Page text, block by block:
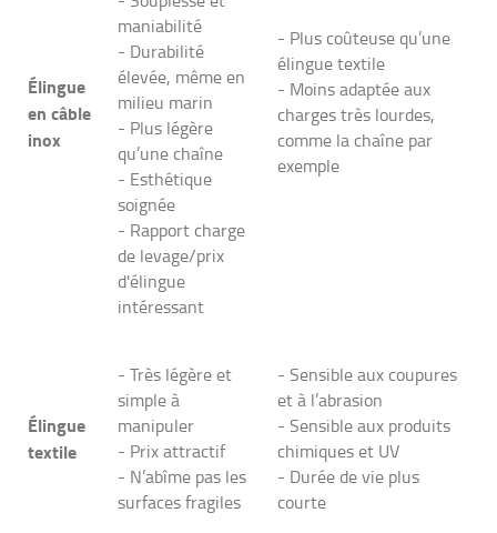
Élingue
en câble
inox
maniabilité
- Durabilité
élevée, même en
milieu marin
- Plus légère
qu’une chaîne
- Esthétique
soignée
- Rapport charge
de levage/prix
d'élingue
intéressant
- Plus coûteuse qu’une
élingue textile
- Moins adaptée aux
charges très lourdes,
comme la chaîne par
exemple
Élingue
textile
- Très légère et
simple à
manipuler
- Prix attractif
- N’abîme pas les
surfaces fragiles
- Sensible aux coupures
et à l’abrasion
- Sensible aux produits
chimiques et UV
- Durée de vie plus
courte